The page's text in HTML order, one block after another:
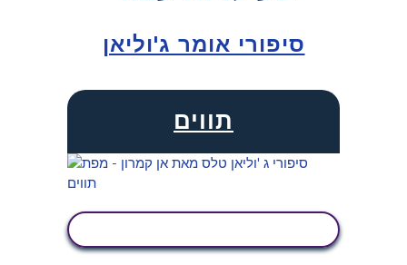
סיפורי אומר ג'וליאן
תווים